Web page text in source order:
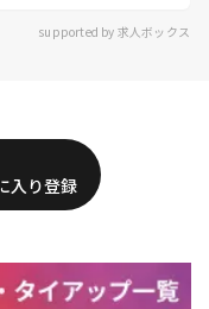
supported by 求人ボックス
入り登録